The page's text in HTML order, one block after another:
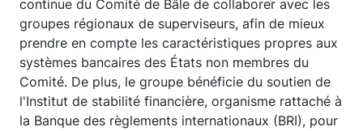
continue du Comité de Bâle de collaborer avec les
groupes régionaux de superviseurs, afin de mieux
prendre en compte les caractéristiques propres aux
systèmes bancaires des États non membres du
Comité. De plus, le groupe bénéficie du soutien de
l'Institut de stabilité financière, organisme rattaché à
la Banque des règlements internationaux (BRI), pour